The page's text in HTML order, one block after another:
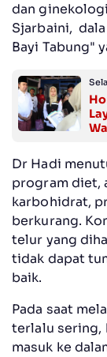
dan
Sjarbaini,
Bayi Tabung"
Dr Hadi
program diet,
karbohidrat,
berkurang.
telur yang
tidak dapat
baik.
Pada saat
terlalu sering,
masuk ke